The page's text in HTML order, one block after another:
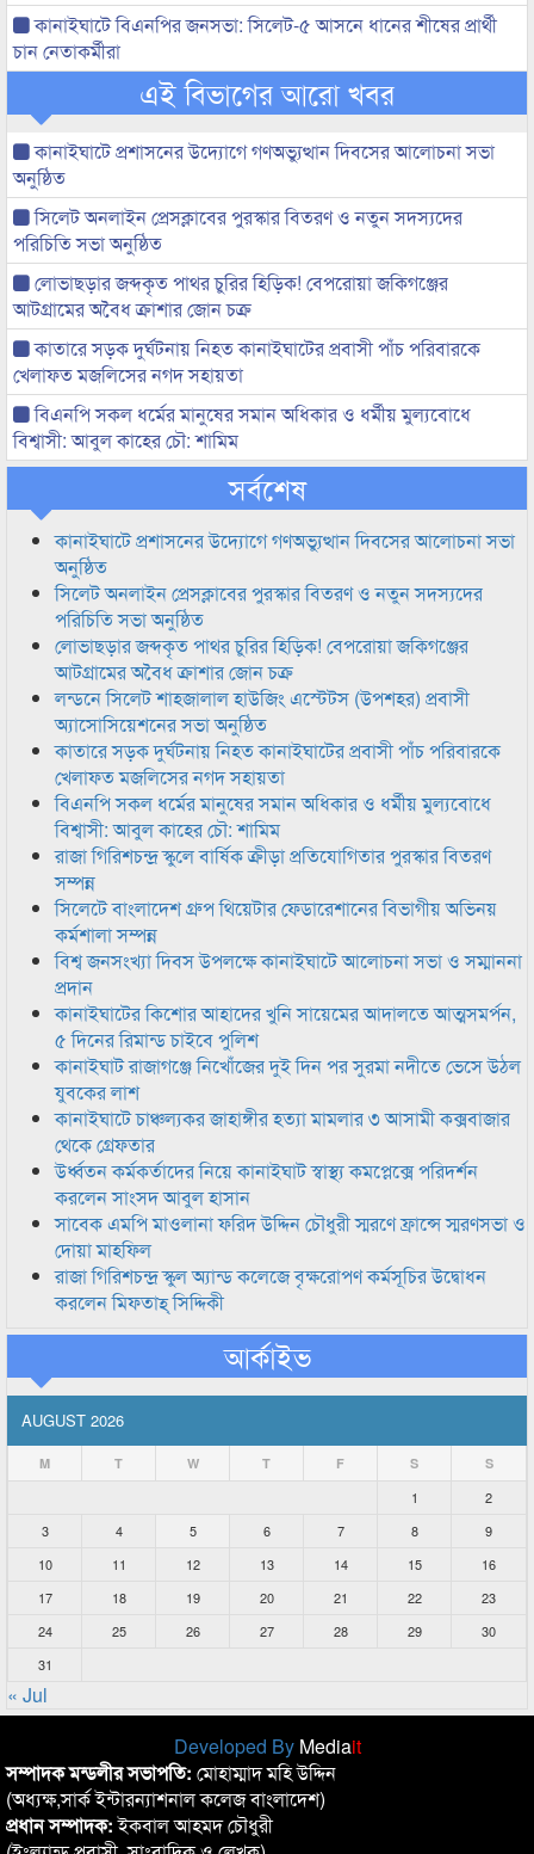
কানাইঘাটে বিএনপির জনসভা: সিলেট-৫ আসনে ধানের শীষের প্রার্থী
চান নেতাকর্মীরা
এই বিভাগের আরো খবর
কানাইঘাটে প্রশাসনের উদ্যোগে গণঅভ্যুত্থান দিবসের আলোচনা সভা
অনুষ্ঠিত
সিলেট অনলাইন প্রেসক্লাবের পুরস্কার বিতরণ ও নতুন সদস্যদের
পরিচিতি সভা অনুষ্ঠিত
লোভাছড়ার জব্দকৃত পাথর চুরির হিড়িক! বেপরোয়া জকিগঞ্জের
আটগ্রামের অবৈধ ক্রাশার জোন চক্র
কাতারে সড়ক দুর্ঘটনায় নিহত কানাইঘাটের প্রবাসী পাঁচ পরিবারকে
খেলাফত মজলিসের নগদ সহায়তা
বিএনপি সকল ধর্মের মানুষের সমান অধিকার ও ধর্মীয় মুল্যবোধে
বিশ্বাসী: আবুল কাহের চৌ: শামিম
সর্বশেষ
কানাইঘাটে প্রশাসনের উদ্যোগে গণঅভ্যুত্থান দিবসের আলোচনা সভা
অনুষ্ঠিত
সিলেট অনলাইন প্রেসক্লাবের পুরস্কার বিতরণ ও নতুন সদস্যদের
পরিচিতি সভা অনুষ্ঠিত
লোভাছড়ার জব্দকৃত পাথর চুরির হিড়িক! বেপরোয়া জকিগঞ্জের
আটগ্রামের অবৈধ ক্রাশার জোন চক্র
লন্ডনে সিলেট শাহজালাল হাউজিং এস্টেটস (উপশহর) প্রবাসী
অ্যাসোসিয়েশনের সভা অনুষ্ঠিত
কাতারে সড়ক দুর্ঘটনায় নিহত কানাইঘাটের প্রবাসী পাঁচ পরিবারকে
খেলাফত মজলিসের নগদ সহায়তা
বিএনপি সকল ধর্মের মানুষের সমান অধিকার ও ধর্মীয় মুল্যবোধে
বিশ্বাসী: আবুল কাহের চৌ: শামিম
রাজা গিরিশচন্দ্র স্কুলে বার্ষিক ক্রীড়া প্রতিযোগিতার পুরস্কার বিতরণ
সম্পন্ন
সিলেটে বাংলাদেশ গ্রুপ থিয়েটার ফেডারেশানের বিভাগীয় অভিনয়
কর্মশালা সম্পন্ন
বিশ্ব জনসংখ্যা দিবস উপলক্ষে কানাইঘাটে আলোচনা সভা ও সম্মাননা
প্রদান
কানাইঘাটের কিশোর আহাদের খুনি সায়েমের আদালতে আত্মসমর্পন,
৫ দিনের রিমান্ড চাইবে পুলিশ
কানাইঘাট রাজাগঞ্জে নিখোঁজের দুই দিন পর সুরমা নদীতে ভেসে উঠল
যুবকের লাশ
কানাইঘাটে চাঞ্চল্যকর জাহাঙ্গীর হত্যা মামলার ৩ আসামী কক্সবাজার
থেকে গ্রেফতার
উর্ধ্বতন কর্মকর্তাদের নিয়ে কানাইঘাট স্বাস্থ্য কমপ্লেক্সে পরিদর্শন
করলেন সাংসদ আবুল হাসান
সাবেক এমপি মাওলানা ফরিদ উদ্দিন চৌধুরী স্মরণে ফ্রান্সে স্মরণসভা ও
দোয়া মাহফিল
রাজা গিরিশচন্দ্র স্কুল অ্যান্ড কলেজে বৃক্ষরোপণ কর্মসূচির উদ্বোধন
করলেন মিফতাহ্ সিদ্দিকী
আর্কাইভ
AUGUST 2026
M T W T F S S
1
2
3
4 5 6 7 8
9
10
11 12 13 14 15
16
17
18 19 20 21 22
23
24
25 26 27 28 29
30
31
« Jul
Developed By Mediait
সম্পাদক মন্ডলীর সভাপতি: মোহাম্মাদ মহি উদ্দিন
(অধ্যক্ষ,সার্ক ইন্টারন্যাশনাল কলেজ বাংলাদেশ)
প্রধান সম্পাদক:ইকবাল আহমদ চৌধুরী